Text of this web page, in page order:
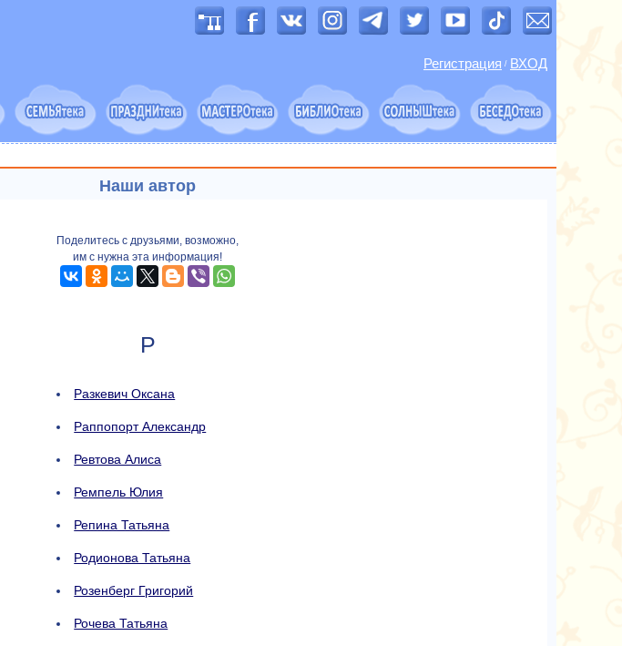
Регистрация / ВХОД
Наши автор
Поделитесь с друзьями, возможно,
им с нужна эта информация!
Р
Разкевич Оксана
Раппопорт Александр
Ревтова Алиса
Ремпель Юлия
Репина Татьяна
Родионова Татьяна
Розенберг Григорий
Рочева Татьяна